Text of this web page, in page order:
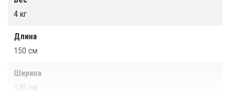
4 кг
Длина
150 см
Ширина
120 см